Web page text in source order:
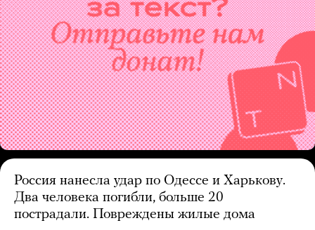
Россия нанесла удар по Одессе и Харькову.
Два человека погибли, больше 20
пострадали. Повреждены жилые дома